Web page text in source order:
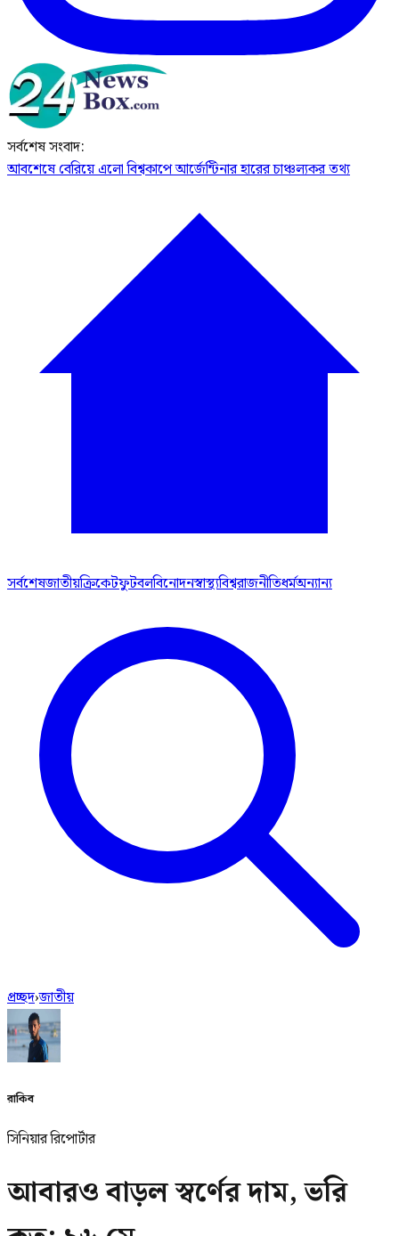
সর্বশেষ সংবাদ:
আবশেষে বেরিয়ে এলো বিশ্বকাপে আর্জেন্টিনার হারের চাঞ্চল্যকর তথ্য
সর্বশেষজাতীয়ক্রিকেটফুটবলবিনোদনস্বাস্থ্যবিশ্বরাজনীতিধর্মঅন্যান্য
প্রচ্ছদ›জাতীয়
রাকিব
সিনিয়ার রিপোর্টার
আবারও বাড়ল স্বর্ণের দাম, ভরি